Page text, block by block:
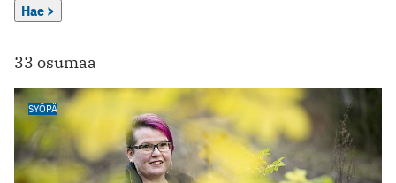
Hae >
33 osumaa
SYÖPÄ